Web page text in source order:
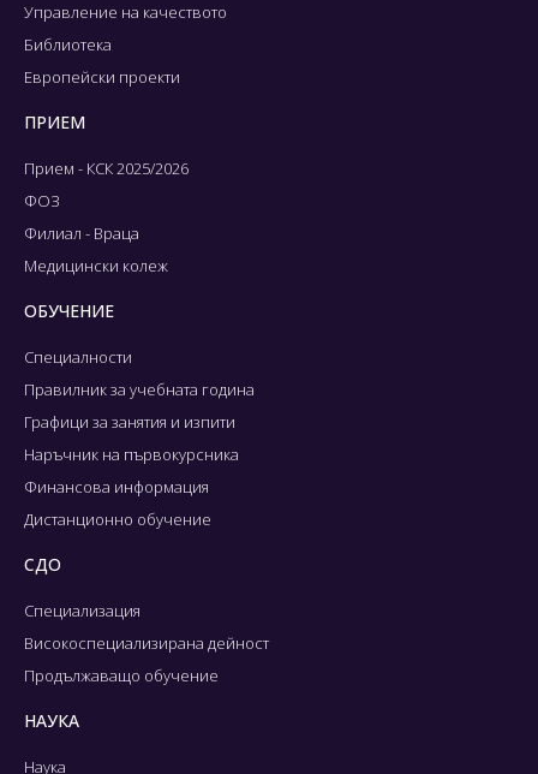
Управление на качеството
Библиотека
Европейски проекти
ПРИЕМ
Прием - КСК 2025/2026
ФОЗ
Филиал - Враца
Медицински колеж
ОБУЧЕНИЕ
Специалности
Правилник за учебната година
Графици за занятия и изпити
Наръчник на първокурсника
Финансова информация
Дистанционно обучение
СДО
Специализация
Високоспециализирана дейност
Продължаващо обучение
НАУКА
Наука